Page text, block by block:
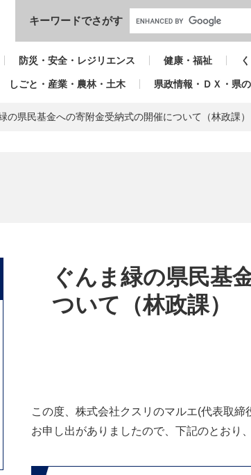
本文へ
キーワードでさがす
防災・安全・レジリエンス 健康・福祉
しごと・産業・農林・土木 県政情報・ＤＸ・県
の県民基金への寄附金受納式の開催について（林政課）
ぐんま緑の県民基
ついて（林政課）
この度、株式会社クスリのマルエ(代表取
お申し出がありましたので、下記のとおり